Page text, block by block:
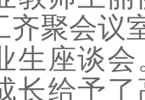
齐聚会议
生座谈
长给予